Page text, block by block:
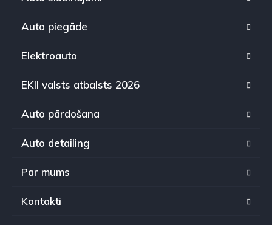
Auto piegāde
Elektroauto
EKII valsts atbalsts 2026
Auto pārdošana
Auto detailing
Par mums
Kontakti